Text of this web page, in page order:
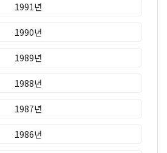
1991년
1990년
1989년
1988년
1987년
1986년